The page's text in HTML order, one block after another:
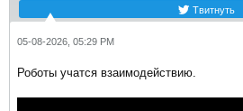
Твитнуть
05-08-2026, 05:29 PM
Роботы учатся взаимодействию.